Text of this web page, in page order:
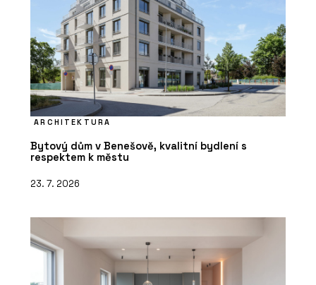
ARCHITEKTURA
Bytový dům v Benešově, kvalitní bydlení s
respektem k městu
23. 7. 2026